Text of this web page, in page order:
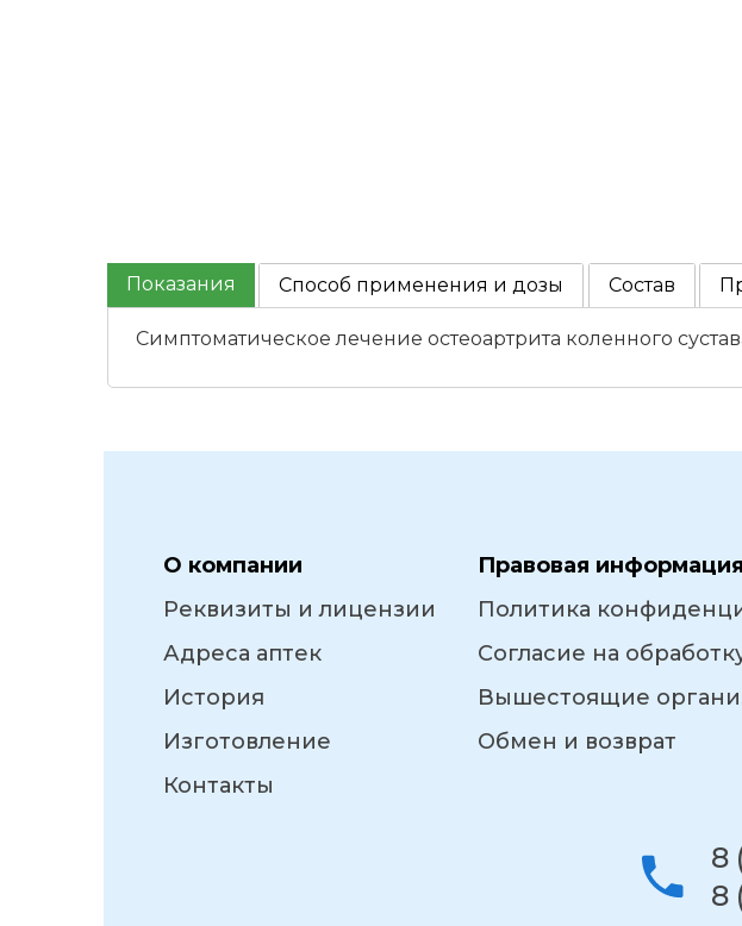
Показания Способ применения и дозы Состав
Симптоматическое лечение остеоартрита коленного
О компании
Реквизиты и лицензии
Адреса аптек
История
Изготовление
Контакты
Правовая информация
Политика
Согласие на
Вышестоящие
Обмен и возврат
8
8